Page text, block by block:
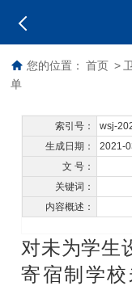
您的位置： 首页 >
单
索引号： wsj-
生成日期：
2021-
文 号：
关键词：
内容概述：
对未为学生
寄宿制学